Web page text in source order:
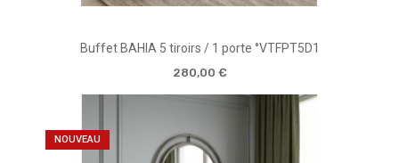
Buffet BAHIA 5 tiroirs / 1 porte °VTFPT5D1
280,00 €
NOUVEAU